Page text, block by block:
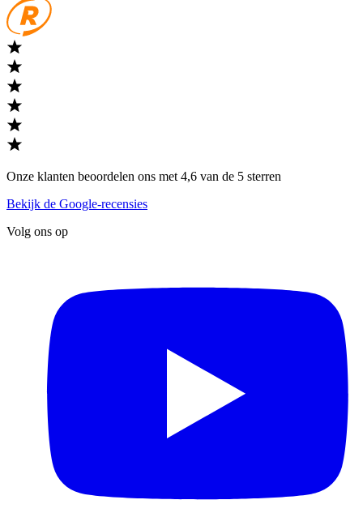
Onze klanten beoordelen ons met 4,6 van de 5 sterren
Bekijk de Google-recensies
Volg ons op